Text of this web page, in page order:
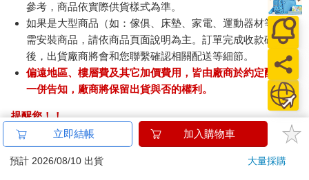
參考，商品依實際供貨樣式為準。
如果是大型商品（如：傢俱、床墊、家電、運動器材等）及
需安裝商品，請依商品頁面說明為主。訂單完成收款確認
後，出貨廠商將會和您聯繫確認相關配送等細節。
偏遠地區、樓層費及其它加價費用，皆由廠商於約定配送時
一併告知，廠商將保留出貨與否的權利。
提醒您！！
金石堂及銀行均不會請您操作ATM! 如接獲電話要求您前往
ATM提款機，請不要聽從指示，以免受騙上當！
立即結帳 加入購物車
預計 2026/08/10 出貨 大量採購